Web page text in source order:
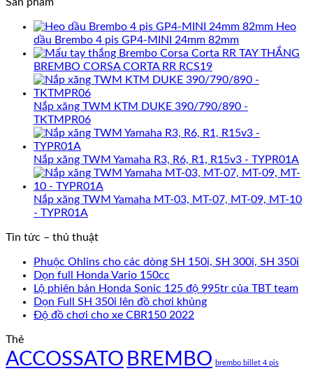
Heo
dầu Brembo 4 pis GP4-MINI 24mm 82mm
TAY THẮNG
BREMBO CORSA CORTA RR RCS19
Nắp xăng TWM KTM DUKE 390/790/890 -
TKTMPR06
Nắp xăng TWM Yamaha R3, R6, R1, R15v3 - TYPR01A
Nắp xăng TWM Yamaha MT-03, MT-07, MT-09, MT-10
- TYPR01A
Tin tức – thủ thuật
Phuộc Ohlins cho các dòng SH 150i, SH 300i, SH 350i
Dọn full Honda Vario 150cc
Lộ phiên bản Honda Sonic 125 độ 995tr của TBT team
Dọn Full SH 350i lên đồ chơi khủng
Độ đồ chơi cho xe CBR150 2022
Thẻ
ACCOSSATO BREMBO brembo billet 4 pis